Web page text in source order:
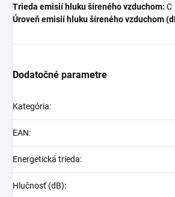
Trieda emisií hluku šíreného vzduchom: C
Úroveň emisií hluku šíreného vzduchom
Dodatočné parametre
Kategória:
EAN:
Energetická trieda:
Hlučnosť (dB):